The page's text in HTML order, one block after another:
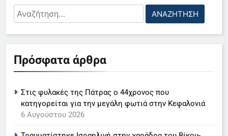
Αναζήτηση
για:
Πρόσφατα άρθρα
Στις φυλακές της Πάτρας ο 44χρονος που
κατηγορείται για την μεγάλη φωτιά στην Κεφαλονιά
6 Αυγούστου 2026
5
Ο Παναγιώτης Στάθης στο
ειδήσεων της ΕΡΤ
LIFESTYLE-MEDIA